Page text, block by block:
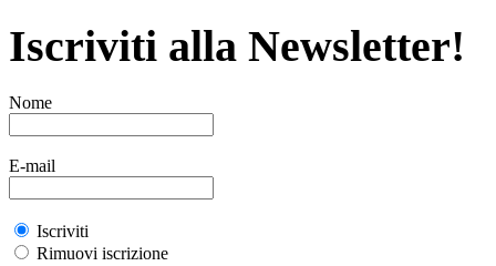
Iscriviti alla Newsletter!
Nome
E-mail
Iscriviti
Rimuovi iscrizione